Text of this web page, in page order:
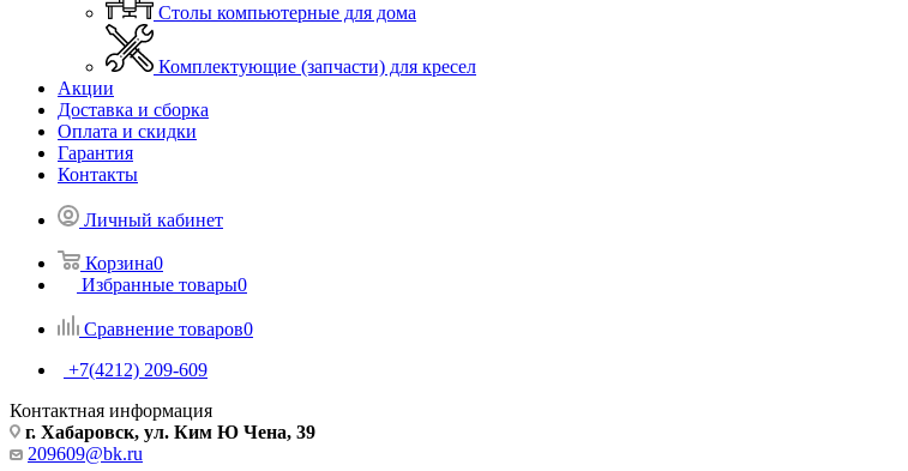
Столы компьютерные для дома
Комплектующие (запчасти) для кресел
Акции
Доставка и сборка
Оплата и скидки
Гарантия
Контакты
Личный кабинет
Корзина0
Избранные товары0
Сравнение товаров0
+7(4212) 209-609
Контактная информация
г. Хабаровск, ул. Ким Ю Чена, 39
209609@bk.ru